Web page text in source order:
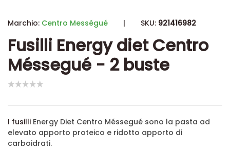
Marchio: Centro Mességué | SKU: 921416982
Fusilli Energy diet Centro
Méssegué - 2 buste
I fusilli Energy Diet Centro Méssegué sono la pasta ad
elevato apporto proteico e ridotto apporto di
carboidrati.